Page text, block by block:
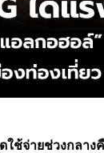
ช้จ่ายช่วงกลาง